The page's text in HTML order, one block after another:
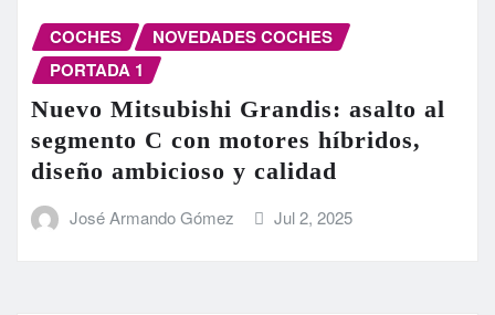
COCHES
NOVEDADES COCHES
PORTADA 1
Nuevo Mitsubishi Grandis: asalto al
segmento C con motores híbridos,
diseño ambicioso y calidad
José Armando Gómez Jul 2, 2025